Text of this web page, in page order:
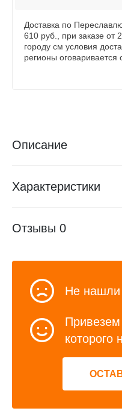
Доставка по
610 руб., при заказе от
городу см условия
регионы оговаривается
Описание
Характеристики
Отзывы 0
Не нашли
которого